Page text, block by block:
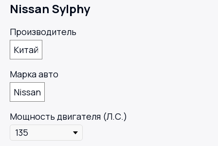
Nissan Sylphy
Производитель
Китай
Марка авто
Nissan
Мощность двигателя (Л.С.)